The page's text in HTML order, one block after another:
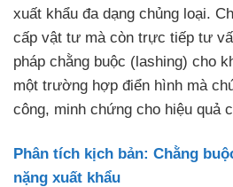
xuất khẩu đa dạng chủng loại.
cấp vật tư mà còn trực tiếp tư
pháp chằng buộc (lashing) cho
một trường hợp điển hình mà
công, minh chứng cho hiệu quả
Phân tích kịch bản: Chằng
nặng xuất khẩu